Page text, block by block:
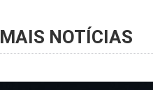
MAIS NOTÍCIAS